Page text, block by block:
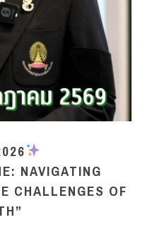
NAVIGATING
CHALLENGES OF